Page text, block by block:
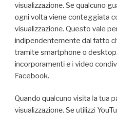
visualizzazione. Se qualcuno
ogni volta viene conteggiata
visualizzazione. Questo vale
indipendentemente dal fatto
tramite smartphone o
incorporamenti e i video
Facebook.
Quando qualcuno visita la tua
visualizzazione. Se utilizzi